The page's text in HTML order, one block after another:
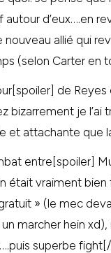
autour d’eux….en
nouveau allié qui
(selon Carter en
de Reyes
bizarrement je l’ai
et attachante que
entre[spoiler]
était vraiment bien
» (le mec
marcher hein xd),
superbe